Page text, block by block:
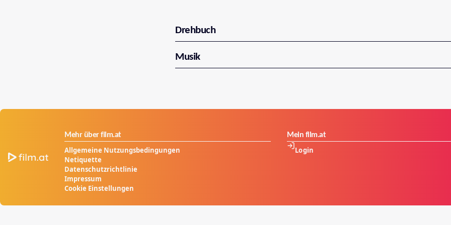
Drehbuch
Musik
Mehr über film.at
Allgemeine Nutzungsbedingungen
Netiquette
Datenschutzrichtlinie
Impressum
Cookie Einstellungen
Mein film.at
Login